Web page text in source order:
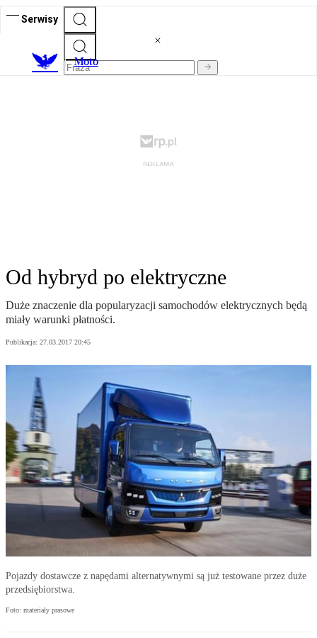
Serwisy
Moto
Od hybryd po elektryczne
Duże znaczenie dla popularyzacji samochodów elektrycznych będą
miały warunki płatności.
Publikacja: 27.03.2017 20:45
Pojazdy dostawcze z napędami alternatywnymi są już testowane przez duże
przedsiębiorstwa.
Foto: materiały prasowe